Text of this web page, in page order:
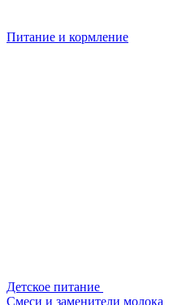
Питание и кормление
Детское питание
Смеси и заменители молока